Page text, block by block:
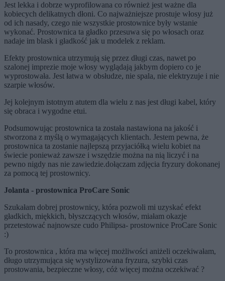
Jest lekka i dobrze wyprofilowana co również jest ważne dla
kobiecych delikatnych dłoni. Co najważniejsze prostuje włosy już
od ich nasady, czego nie wszystkie prostownice były wstanie
wykonać. Prostownica ta gładko przesuwa się po włosach oraz
nadaje im blask i gładkość jak u modelek z reklam.
Efekty prostownica utrzymują się przez długi czas, nawet po
szalonej imprezie moje włosy wyglądają jakbym dopiero co je
wyprostowała. Jest łatwa w obsłudze, nie spala, nie elektryzuje i nie
szarpie włosów.
Jej kolejnym istotnym atutem dla wielu z nas jest długi kabel, który
się obraca i wygodne etui.
Podsumowując prostownica ta została nastawiona na jakość i
stworzona z myślą o wymagających klientach. Jestem pewna, że
prostownica ta zostanie najlepszą przyjaciółką wielu kobiet na
świecie ponieważ zawsze i wszędzie można na nią liczyć i na
pewno nigdy nas nie zawiedzie.dołączam zdjęcia fryzury dokonanej
za pomocą tej prostownicy.
Jolanta - prostownica ProCare Sonic
Szukałam dobrej prostownicy, która pozwoli mi uzyskać efekt
gładkich, miękkich, błyszczących włosów, miałam okazje
przetestować najnowsze cudo Philipsa- prostownice ProCare Sonic
:)
To prostownica , która ma więcej możliwości aniżeli oczekiwałam,
długo utrzymująca się wystylizowana fryzura, szybki czas
prostowania, bezpieczne włosy, cóż więcej można oczekiwać ?